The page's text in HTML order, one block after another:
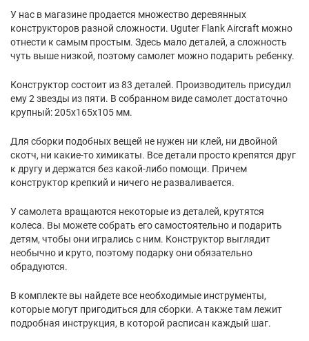
У нас в магазине продается множество деревянных
конструкторов разной сложности. Uguter Flank Aircraft можно
отнести к самым простым. Здесь мало деталей, а сложность
чуть выше низкой, поэтому самолет можно подарить ребенку.
Конструктор состоит из 83 деталей. Производитель присудил
ему 2 звезды из пяти. В собранном виде самолет достаточно
крупный: 205х165х105 мм.
Для сборки подобных вещей не нужен ни клей, ни двойной
скотч, ни какие-то химикаты. Все детали просто крепятся друг
к другу и держатся без какой-либо помощи. Причем
конструктор крепкий и ничего не разваливается.
У самолета вращаются некоторые из деталей, крутятся
колеса. Вы можете собрать его самостоятельно и подарить
детям, чтобы они игрались с ним. Конструктор выглядит
необычно и круто, поэтому подарку они обязательно
обрадуются.
В комплекте вы найдете все необходимые инструменты,
которые могут пригодиться для сборки. А также там лежит
подробная инструкция, в которой расписан каждый шаг.